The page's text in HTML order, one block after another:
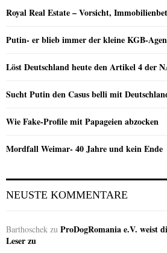
Royal Real Estate – Vorsicht,
Putin- er blieb immer der kleine KGB-
Löst Deutschland heute den Artikel 4 der
Sucht Putin den Casus belli mit
Wie Fake-Profile mit Papageien abzocken
Mordfall Weimar- 40 Jahre und kein Ende
NEUSTE KOMMENTARE
Barthoschek zu ProDogRomania e.V. weist
Leser zu